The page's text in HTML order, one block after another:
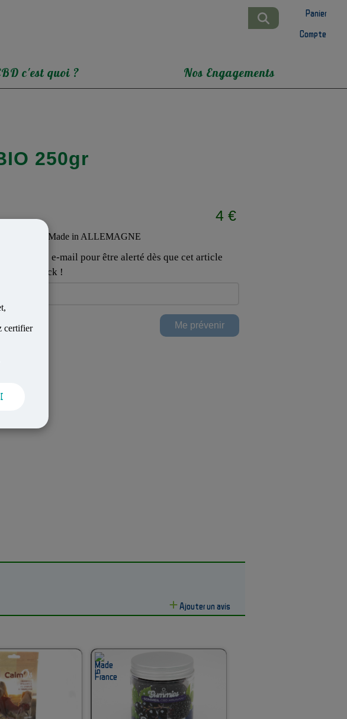
certifier
Panier
Compte
c'est quoi ? Nos Engagements
250gr
4 €
IN :
adresse e-mail pour être alerté dès que cet article
en stock !
Ajouter un avis